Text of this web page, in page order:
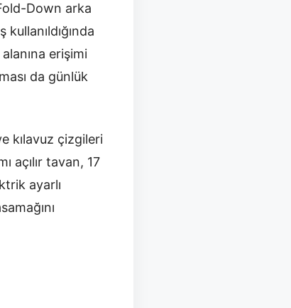
Down arka
erişimi
da günlük
kılavuz çizgileri
açılır tavan, 17
ayarlı